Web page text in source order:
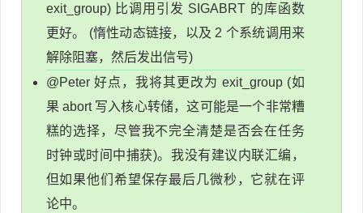
exit_group) 比调用引发 SIGABRT 的库函数
更好。 (惰性动态链接，以及 2 个系统调用来
解除阻塞，然后发出信号)
@Peter 好点，我将其更改为 exit_group (如
果 abort 写入核心转储，这可能是一个非常糟
糕的选择，尽管我不完全清楚是否会在任务
时钟或时间中捕获)。我没有建议内联汇编，
但如果他们希望保存最后几微秒，它就在评
论中。